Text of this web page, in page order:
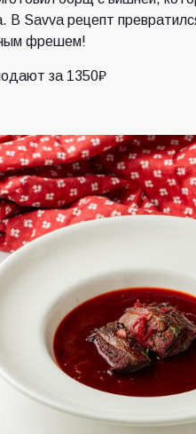
В Savva рецепт
фрешем!
за 1350₽